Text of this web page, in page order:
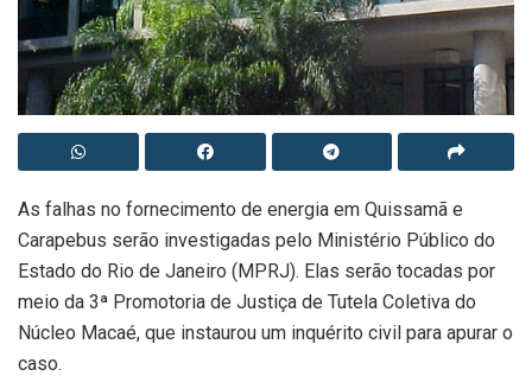
As falhas no fornecimento de energia em Quissamã e
Carapebus serão investigadas pelo Ministério Público do
Estado do Rio de Janeiro (MPRJ). Elas serão tocadas por
meio da 3ª Promotoria de Justiça de Tutela Coletiva do
Núcleo Macaé, que instaurou um inquérito civil para apurar o
caso.